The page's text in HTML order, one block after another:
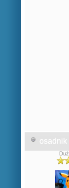
osadnik